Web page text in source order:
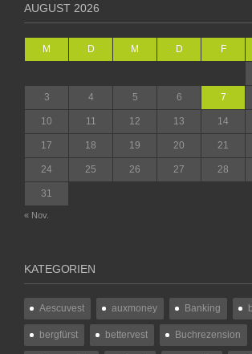
AUGUST 2026
M D M D F
3 4 5 6 7
10 11 12 13 14
17 18 19 20 21
24 25 26 27 28
31
« Nov.
KATEGORIEN
Aescuvest auxmoney Banking
bergfürst bettervest Buchrezension